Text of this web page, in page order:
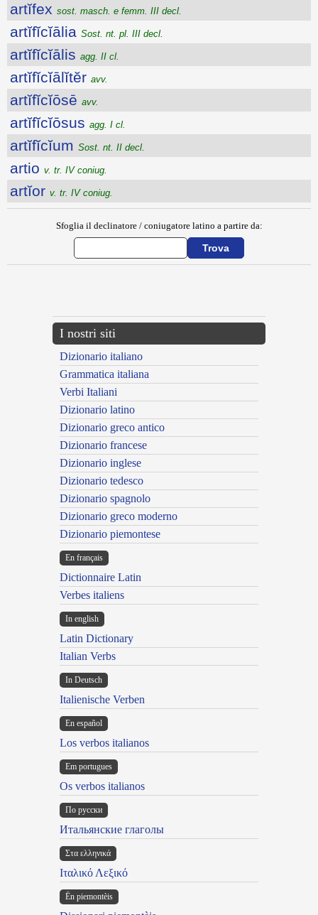
artĭfex sost. masch. e femm. III decl.
artĭfĭcĭālia Sost. nt. pl. III decl.
artĭfĭcĭālis agg. II cl.
artĭfĭcĭālĭtĕr avv.
artĭfĭcĭōsē avv.
artĭfĭcĭōsus agg. I cl.
artĭfĭcĭum Sost. nt. II decl.
artio v. tr. IV coniug.
artĭor v. tr. IV coniug.
Sfoglia il declinatore / coniugatore latino a partire da:
I nostri siti
Dizionario italiano
Grammatica italiana
Verbi Italiani
Dizionario latino
Dizionario greco antico
Dizionario francese
Dizionario inglese
Dizionario tedesco
Dizionario spagnolo
Dizionario greco moderno
Dizionario piemontese
En français
Dictionnaire Latin
Verbes italiens
In english
Latin Dictionary
Italian Verbs
In Deutsch
Italienische Verben
En español
Los verbos italianos
Em portugues
Os verbos italianos
По русски
Итальянские глаголы
Στα ελληνικά
Ιταλικό Λεξικό
Ën piemontèis